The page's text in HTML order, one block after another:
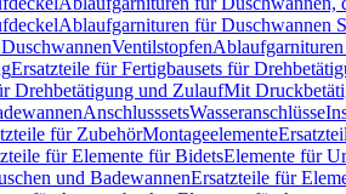
Ablaufgarnituren für Duschwannen
Ventilstopfen
Ersatzteile für Fertigbausets für
Drehbetätigung und ZulaufMit
AnschlusssetsWasseranschlüsse
für ZubehörMontageelemente
für Elemente für BidetsElemente für
und BadewannenErsatzteile für